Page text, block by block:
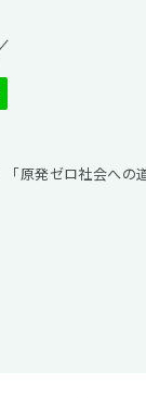
「原発ゼロ社会へ